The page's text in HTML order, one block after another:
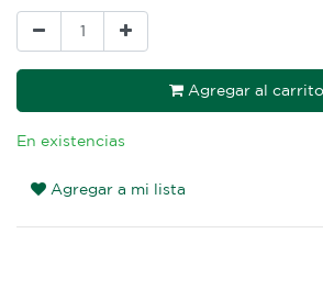
Agregar al carrito
En existencias
Agregar a mi lista